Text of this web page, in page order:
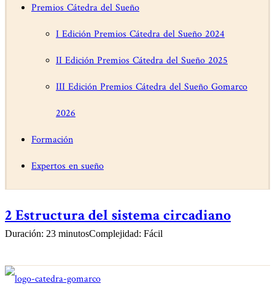
Premios Cátedra del Sueño
I Edición Premios Cátedra del Sueño 2024
II Edición Premios Cátedra del Sueño 2025
III Edición Premios Cátedra del Sueño Gomarco
2026
Formación
Expertos en sueño
2 Estructura del sistema circadiano
Duración: 23 minutosComplejidad: Fácil